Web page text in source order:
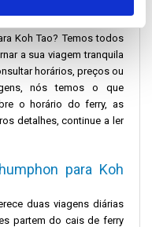
Koh Tao? Temos todos
a sua viagem tranquila
horários, preços ou
nós temos o que
o horário do ferry, as
detalhes, continue a ler
para Koh
duas viagens diárias
partem do cais de ferry